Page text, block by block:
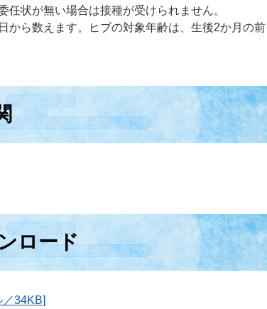
任状が無い場合は接種が受けられません。
から数えます。ヒブの対象年齢は、生後2か月の
ロード
34KB]